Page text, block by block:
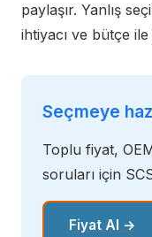
paylaşır. Yanlış
ihtiyacı ve bütçe ile
Seçmeye
Toplu fiyat,
soruları için
Fiyat Al →